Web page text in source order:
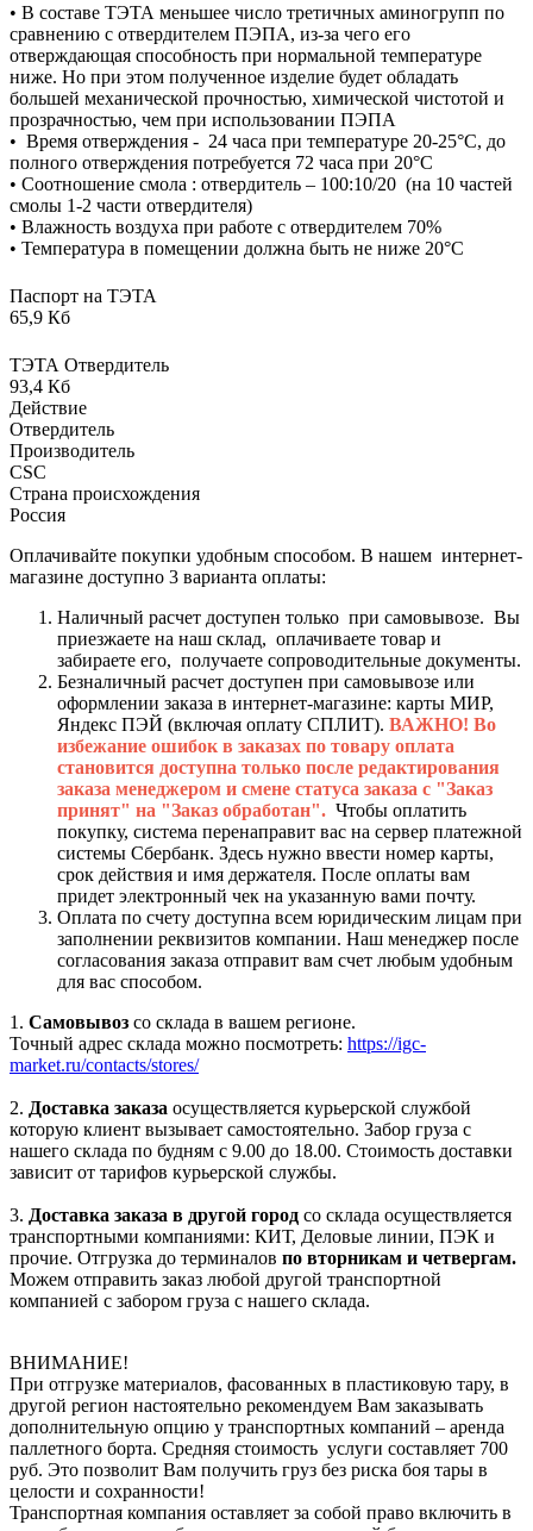
• В составе ТЭТА меньшее число третичных аминогрупп по
сравнению с отвердителем ПЭПА, из-за чего его
отверждающая способность при нормальной температуре
ниже. Но при этом полученное изделие будет обладать
большей механической прочностью, химической чистотой и
прозрачностью, чем при использовании ПЭПА
• Время отверждения - 24 часа при температуре 20-25°C, до
полного отверждения потребуется 72 часа при 20°C
• Соотношение смола : отвердитель – 100:10/20 (на 10 частей
смолы 1-2 части отвердителя)
• Влажность воздуха при работе с отвердителем 70%
• Температура в помещении должна быть не ниже 20°C
Паспорт на ТЭТА
65,9 Кб
ТЭТА Отвердитель
93,4 Кб
Действие
Отвердитель
Производитель
CSC
Страна происхождения
Россия
Оплачивайте покупки удобным способом. В нашем интернет-
магазине доступно 3 варианта оплаты:
Наличный расчет доступен только при самовывозе. Вы
приезжаете на наш склад, оплачиваете товар и
забираете его, получаете сопроводительные документы.
Безналичный расчет доступен при самовывозе или
оформлении заказа в интернет-магазине: карты МИР,
Яндекс ПЭЙ (включая оплату СПЛИТ). ВАЖНО! Во
избежание ошибок в заказах по товару оплата
становится доступна только после редактирования
заказа менеджером и смене статуса заказа с "Заказ
принят" на "Заказ обработан". Чтобы оплатить
покупку, система перенаправит вас на сервер платежной
системы Сбербанк. Здесь нужно ввести номер карты,
срок действия и имя держателя. После оплаты вам
придет электронный чек на указанную вами почту.
Оплата по счету доступна всем юридическим лицам при
заполнении реквизитов компании. Наш менеджер после
согласования заказа отправит вам счет любым удобным
для вас способом.
1. Самовывоз со склада в вашем регионе.
Точный адрес склада можно посмотреть: https://igc-
market.ru/contacts/stores/
2. Доставка заказа осуществляется курьерской службой
которую клиент вызывает самостоятельно. Забор груза с
нашего склада по будням с 9.00 до 18.00. Стоимость доставки
зависит от тарифов курьерской службы.
3. Доставка заказа в другой город со склада осуществляется
транспортными компаниями: КИТ, Деловые линии, ПЭК и
прочие. Отгрузка до терминалов по вторникам и четвергам.
Можем отправить заказ любой другой транспортной
компанией с забором груза с нашего склада.
ВНИМАНИЕ!
При отгрузке материалов, фасованных в пластиковую тару, в
другой регион настоятельно рекомендуем Вам заказывать
дополнительную опцию у транспортных компаний – аренда
паллетного борта. Средняя стоимость услуги составляет 700
руб. Это позволит Вам получить груз без риска боя тары в
целости и сохранности!
Транспортная компания оставляет за собой право включить в